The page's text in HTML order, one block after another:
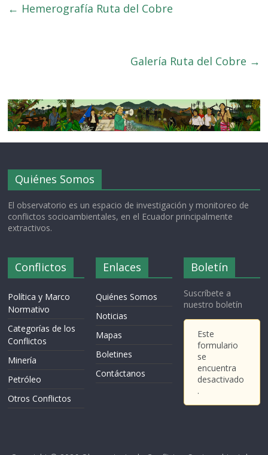
← Hemerografía Ruta del Cobre
Galería Ruta del Cobre →
Quiénes Somos
El observatorio es un espacio de investigación y monitoreo de
conflictos socioambientales, en el Ecuador principalmente
extractivos.
Conflictos
Política y Marco
Normativo
Categorías de los
Conflictos
Minería
Petróleo
Otros Conflictos
Enlaces
Quiénes Somos
Noticias
Mapas
Boletines
Contáctanos
Boletín
Suscríbete a
nuestro boletín
Este
formulario
se
encuentra
desactivado
.